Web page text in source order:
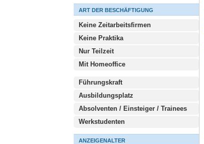
ART DER BESCHÄFTIGUNG
Keine Zeitarbeitsfirmen
Keine Praktika
Nur Teilzeit
Mit Homeoffice
Führungskraft
Ausbildungsplatz
Absolventen / Einsteiger / Trainees
Werkstudenten
ANZEIGENALTER